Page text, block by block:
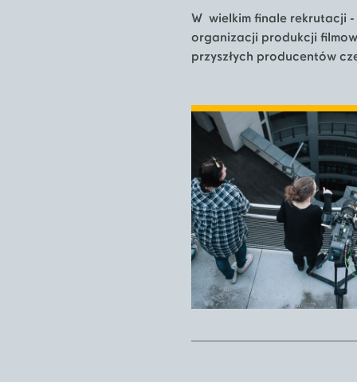
W wielkim finale rekrutacji
organizacji produkcji
przyszłych producentów